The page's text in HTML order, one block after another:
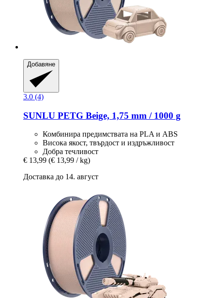
Добавяне
3.0 (4)
SUNLU PETG Beige, 1,75 mm / 1000 g
Комбинира предимствата на PLA и ABS
Висока якост, твърдост и издръжливост
Добра течливост
€ 13,99 (€ 13,99 / kg)
Доставка до 14. август